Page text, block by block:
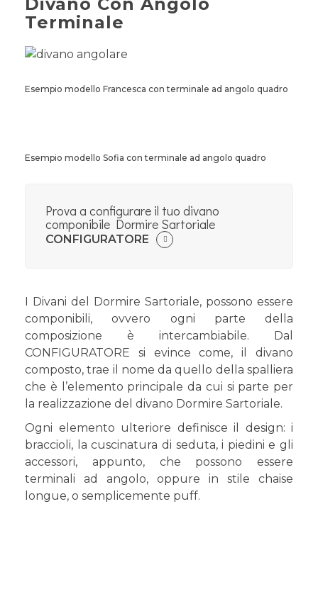
Divano Con Angolo
Terminale
Esempio modello Francesca con terminale ad angolo quadro
Esempio modello Sofia con terminale ad angolo quadro
Prova a configurare il tuo divano
componibile Dormire Sartoriale
CONFIGURATORE
I Divani del Dormire Sartoriale, possono essere
componibili, ovvero ogni parte della
composizione è intercambiabile. Dal
CONFIGURATORE si evince come, il divano
composto, trae il nome da quello della spalliera
che è l’elemento principale da cui si parte per
la realizzazione del divano Dormire Sartoriale.
Ogni elemento ulteriore definisce il design: i
braccioli, la cuscinatura di seduta, i piedini e gli
accessori, appunto, che possono essere
terminali ad angolo, oppure in stile chaise
longue, o semplicemente puff.